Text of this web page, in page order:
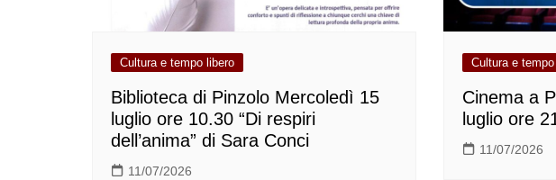
Cultura e tempo libero
Biblioteca di Pinzolo Mercoledì 15
luglio ore 10.30 “Di respiri
dell’anima” di Sara Conci
11/07/2026
Cultura e
Cinema a
luglio ore
11/07/2026